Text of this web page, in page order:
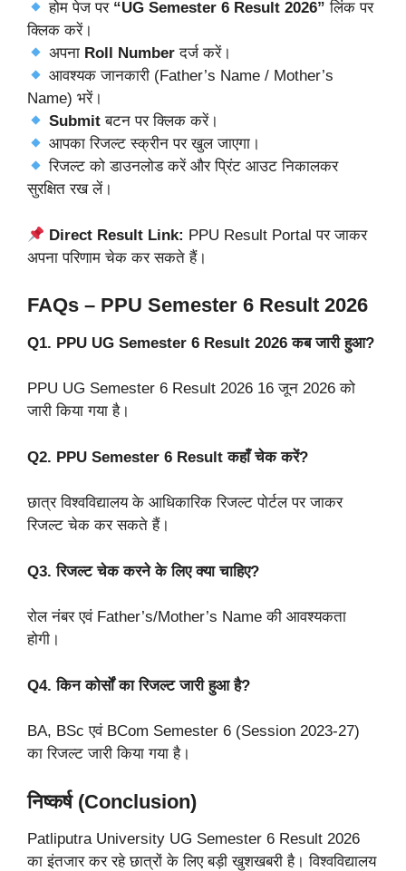
होम पेज पर “UG Semester 6 Result 2026” लिंक पर
क्लिक करें।
अपना Roll Number दर्ज करें।
आवश्यक जानकारी (Father’s Name / Mother’s
Name) भरें।
Submit बटन पर क्लिक करें।
आपका रिजल्ट स्क्रीन पर खुल जाएगा।
रिजल्ट को डाउनलोड करें और प्रिंट आउट निकालकर
सुरक्षित रख लें।
Direct Result Link: PPU Result Portal पर जाकर
अपना परिणाम चेक कर सकते हैं।
FAQs – PPU Semester 6 Result 2026
Q1. PPU UG Semester 6 Result 2026 कब जारी हुआ?
PPU UG Semester 6 Result 2026 16 जून 2026 को
जारी किया गया है।
Q2. PPU Semester 6 Result कहाँ चेक करें?
छात्र विश्वविद्यालय के आधिकारिक रिजल्ट पोर्टल पर जाकर
रिजल्ट चेक कर सकते हैं।
Q3. रिजल्ट चेक करने के लिए क्या चाहिए?
रोल नंबर एवं Father’s/Mother’s Name की आवश्यकता
होगी।
Q4. किन कोर्सों का रिजल्ट जारी हुआ है?
BA, BSc एवं BCom Semester 6 (Session 2023-27)
का रिजल्ट जारी किया गया है।
निष्कर्ष (Conclusion)
Patliputra University UG Semester 6 Result 2026
का इंतजार कर रहे छात्रों के लिए बड़ी खुशखबरी है। विश्वविद्यालय